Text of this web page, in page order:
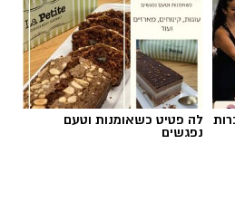
המדוברת של עולם
החדש ברמת גן
לתושבי השכונה הפך
לה פטיט כשאומנות וטעם
נפגשים